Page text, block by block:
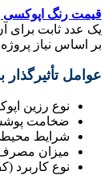
قیمت رنگ اپوکسی
یک عدد ثابت برای
بر اساس نیاز
عوامل
نوع رزین
ضخامت
شرایط
میزان
نوع کاربرد